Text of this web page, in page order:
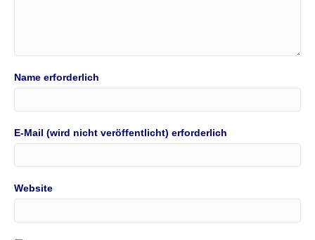
Name erforderlich
E-Mail (wird nicht veröffentlicht) erforderlich
Website